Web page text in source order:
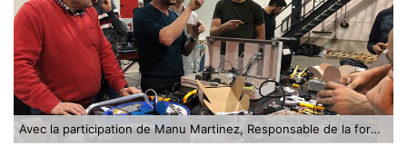
Avec la participation de Manu Martinez, Responsable de la formation "Métiers de la Piscine" au Lycée français de Pierrelatte